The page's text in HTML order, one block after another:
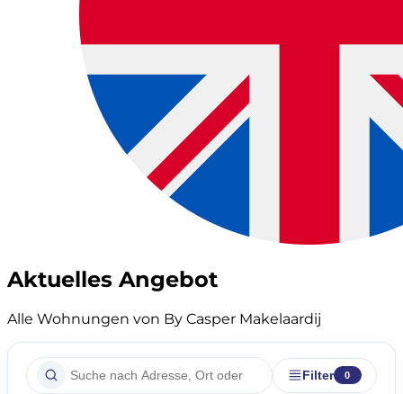
Aktuelles Angebot
Alle Wohnungen von By Casper Makelaardij
Filter 0